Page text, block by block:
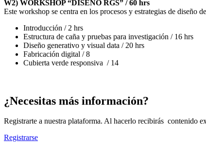
W2) WORKSHOP “DISEÑO RGS” / 60 hrs
Este workshop se centra en los procesos y estrategias de diseño
Introducción / 2 hrs
Estructura de caña y pruebas para investigación / 16 hrs
Diseño generativo y visual data / 20 hrs
Fabricación digital / 8
Cubierta verde responsiva / 14
¿Necesitas más información?
Registrarte a nuestra plataforma. Al hacerlo recibirás contenido
Registrarse